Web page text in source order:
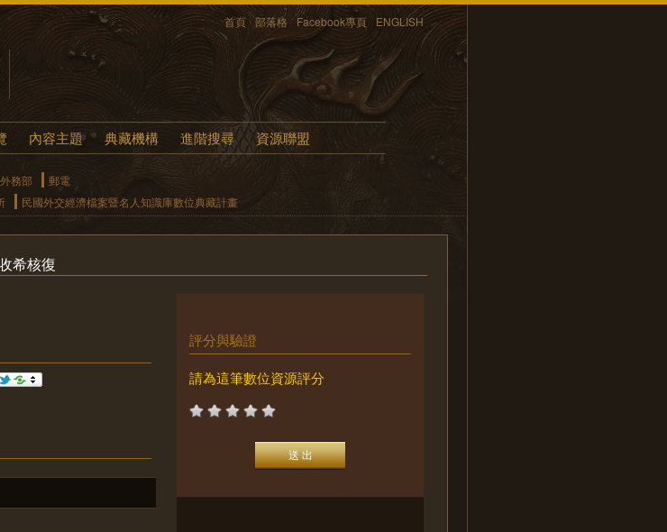
首頁 部落格 Facebook專頁 ENGLISH
內容主題 典藏機構 進階搜尋 資源聯盟
外務部
郵電
民國外交經濟檔案暨名人知識庫數位典藏計畫
希核復
評分與驗證
請為這筆數位資源評分